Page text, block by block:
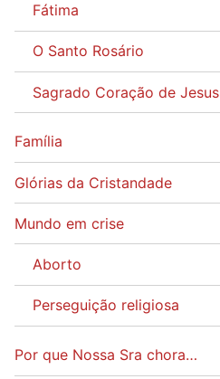
Fátima
O Santo Rosário
Sagrado Coração de Jesus
Família
Glórias da Cristandade
Mundo em crise
Aborto
Perseguição religiosa
Por que Nossa Sra chora…